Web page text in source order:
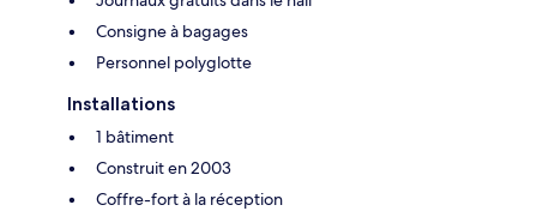
Consigne à bagages
Personnel polyglotte
Installations
1 bâtiment
Construit en 2003
Coffre-fort à la réception